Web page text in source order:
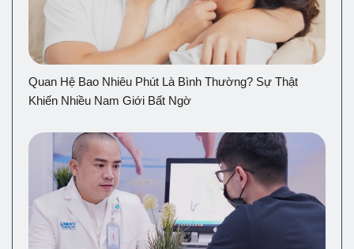
Quan Hệ Bao Nhiêu Phút Là Bình Thường? Sự Thật
Khiến Nhiều Nam Giới Bất Ngờ